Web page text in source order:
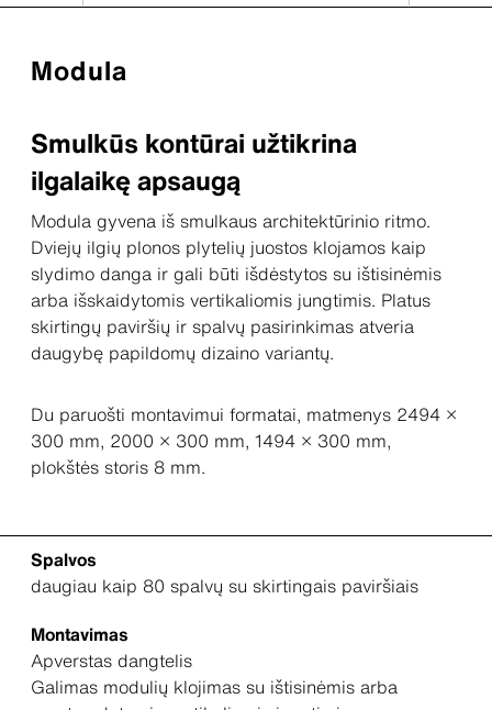
Modula
Smulkūs kontūrai užtikrina
ilgalaikę apsaugą
Modula gyvena iš smulkaus architektūrinio ritmo.
Dviejų ilgių plonos plytelių juostos klojamos kaip
slydimo danga ir gali būti išdėstytos su ištisinėmis
arba išskaidytomis vertikaliomis jungtimis. Platus
skirtingų paviršių ir spalvų pasirinkimas atveria
daugybę papildomų dizaino variantų.
Du paruošti montavimui formatai, matmenys 2494 ×
300 mm, 2000 × 300 mm, 1494 × 300 mm,
plokštės storis 8 mm.
Spalvos
daugiau kaip 80 spalvų su skirtingais paviršiais
Montavimas
Apverstas dangtelis
Galimas modulių klojimas su ištisinėmis arba